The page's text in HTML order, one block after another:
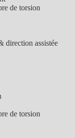
de torsion
direction assistée
de torsion